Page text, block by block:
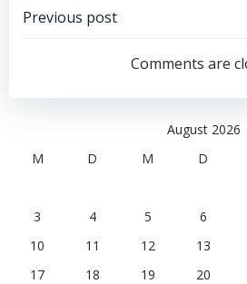
Post
navigation
Previous post
Comments are
August 2026
M
D M D
3
4 5 6
10
11 12 13
17
18 19 20